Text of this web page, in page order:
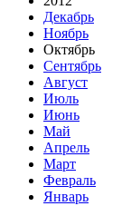
Декабрь
Ноябрь
Октябрь
Сентябрь
Август
Июль
Июнь
Май
Апрель
Март
Февраль
Январь